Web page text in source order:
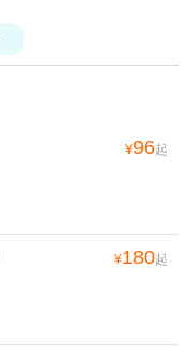
¥96起
¥180起